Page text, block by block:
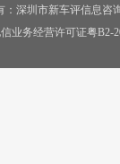
：深圳市新车评信息咨
业务经营许可证粤B2-